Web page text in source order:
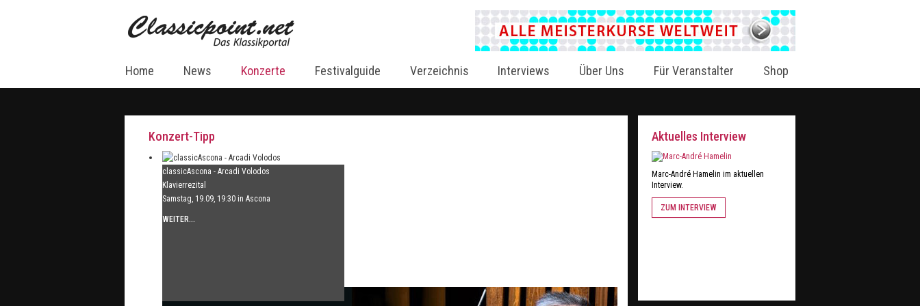
Home News Konzerte Festivalguide Verzeichnis Interviews Über Uns Für Veranstalter Shop
Konzert-Tipp
classicAscona - Arcadi Volodos
Klavierrezital
Samstag, 19.09, 19:30 in Ascona
WEITER...
Aktuelles Interview
Marc-André Hamelin im aktuellen
Interview.
ZUM INTERVIEW